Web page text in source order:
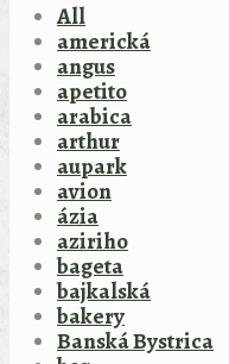
All
americká
angus
apetito
arabica
arthur
aupark
avion
ázia
aziriho
bageta
bajkalská
bakery
Banská Bystrica